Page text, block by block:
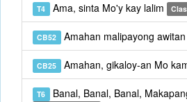
T4 Ama, sinta Mo'y kay lalim
CB52 Amahan malipayong awitan
CB25 Amahan, gikaloy-an Mo
T6 Banal, Banal, Banal,